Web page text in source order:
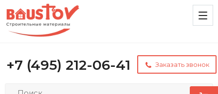
+7 (495) 212-06-41 Заказать звонок